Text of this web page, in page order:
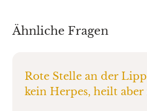
Ähnliche Fragen
Rote Stelle an der
kein Herpes, heilt